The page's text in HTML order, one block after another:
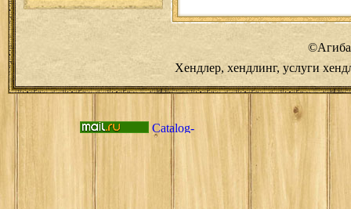
Хендлер, хендлинг, услуги